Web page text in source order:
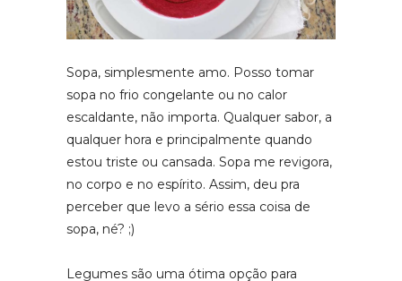
Sopa, simplesmente amo. Posso tomar
sopa no frio congelante ou no calor
escaldante, não importa. Qualquer sabor, a
qualquer hora e principalmente quando
estou triste ou cansada. Sopa me revigora,
no corpo e no espírito. Assim, deu pra
perceber que levo a sério essa coisa de
sopa, né? ;)
Legumes são uma ótima opção para